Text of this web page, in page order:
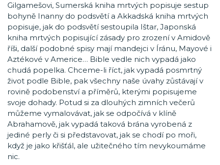
Gilgamešovi, Sumerská kniha mrtvých popisuje sestup
bohyně Inanny do podsvětí a Akkadská kniha mrtvých
popisuje, jak do podsvětí sestoupila Ištar, Japonská
kniha mrtvých popisující zásady pro zrození v Amidově
říši, další podobné spisy mají mandejci v Íránu, Mayové i
Aztékové v Americe… Bible vedle nich vypadá jako
chudá popelka. Chceme-li říct, jak vypadá posmrtný
život podle Bible, pak všechny naše úvahy zůstávají v
rovině podobenství a příměrů, kterými popisujeme
svoje dohady. Potud si za dlouhých zimních večerů
můžeme vymalovávat, jak se odpočívá v klíně
Abrahamově, jak vypadá taková brána vyrobená z
jediné perly či si představovat, jak se chodí po moři,
když je jako křišťál, ale užitečného tím nevykoumáme
nic.